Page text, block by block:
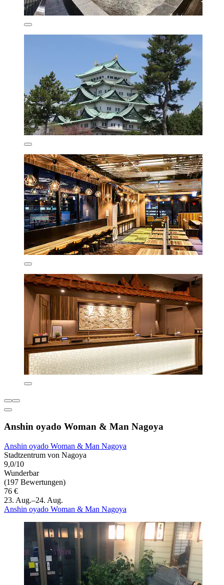
Anshin oyado Woman & Man Nagoya
Anshin oyado Woman & Man Nagoya
Stadtzentrum von Nagoya
9,0/10
Wunderbar
(197 Bewertungen)
76 €
23. Aug.–24. Aug.
Anshin oyado Woman & Man Nagoya